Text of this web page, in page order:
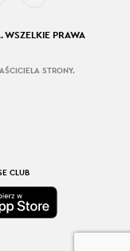
PRAWA
STRONY.
CLUB